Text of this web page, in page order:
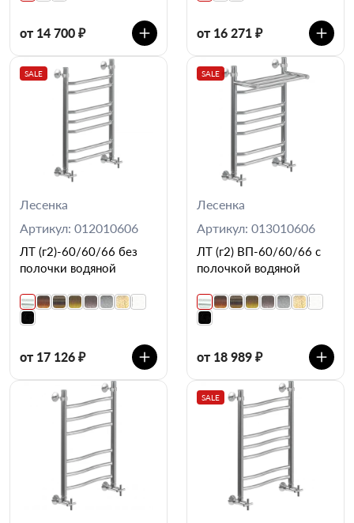
от 14 700 ₽ от 16 271 ₽
SALE
Лесенка
Артикул: 012010606
ЛТ (г2)-60/60/66 без
полочки водяной
от 17 126 ₽
SALE
Лесенка
Артикул: 013010606
ЛТ (г2) ВП-60/60/66 с
полочкой водяной
от 18 989 ₽
SALE